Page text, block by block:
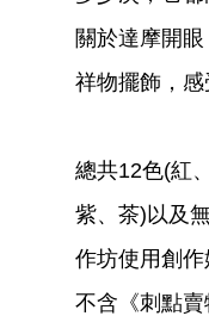
關於達摩開
祥物擺飾，感
總共12色(紅
紫、茶)以及
作坊使用創
不含《刺點